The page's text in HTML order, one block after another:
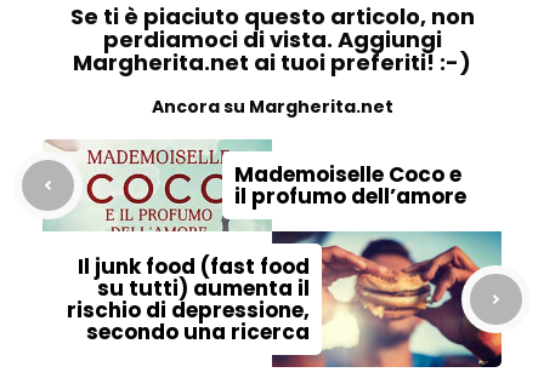
Se ti è piaciuto questo articolo, non
perdiamoci di vista. Aggiungi
Margherita.net ai tuoi preferiti! :-)
Ancora su Margherita.net
Mademoiselle Coco e
il profumo dell’amore
Il junk food (fast food
su tutti) aumenta il
rischio di depressione,
secondo una ricerca